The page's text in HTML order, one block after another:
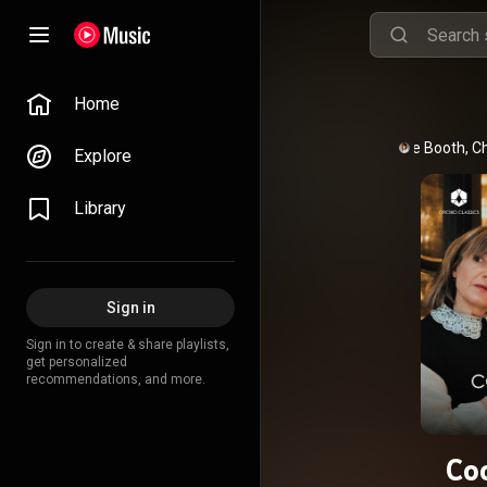
Home
Explore
Library
Sign in
Sign in to create & share playlists,
get personalized
recommendations, and more.
Claire Booth,